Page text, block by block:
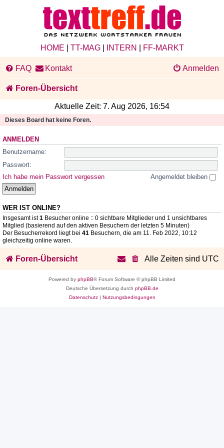
HOME TT-MAG| INTERN FF-MARKT
FAQ Kontakt Anmelden
Foren-Übersicht
Aktuelle Zeit: 7. Aug 2026, 16:54
Dieses Board hat keine Foren.
ANMELDEN
Benutzername:
Passwort:
Ich habe mein Passwort vergessen
Angemeldet bleiben
WER IST ONLINE?
Insgesamt ist1 Besucher online :: 0 sichtbare Mitglieder und 1 unsichtbares
Mitglied (basierend auf den aktiven Besuchern der letzten 5 Minuten)
Der Besucherrekord liegt bei 41 Besuchern, die am 11. Feb 2022, 10:12
gleichzeitig online waren.
Foren-Übersicht Alle Zeiten sind UTC
Powered by phpBB® Forum Software © phpBB Limited
Deutsche Übersetzung durch phpBB.de
Datenschutz| Nutzungsbedingungen